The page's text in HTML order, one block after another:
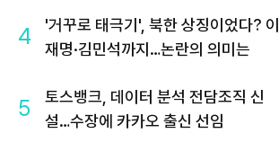
4
'거꾸로 태극기', 북한 상징이었다? 이
재명·김민석까지…논란의 의미는
5
토스뱅크, 데이터 분석 전담조직 신
설…수장에 카카오 출신 선임